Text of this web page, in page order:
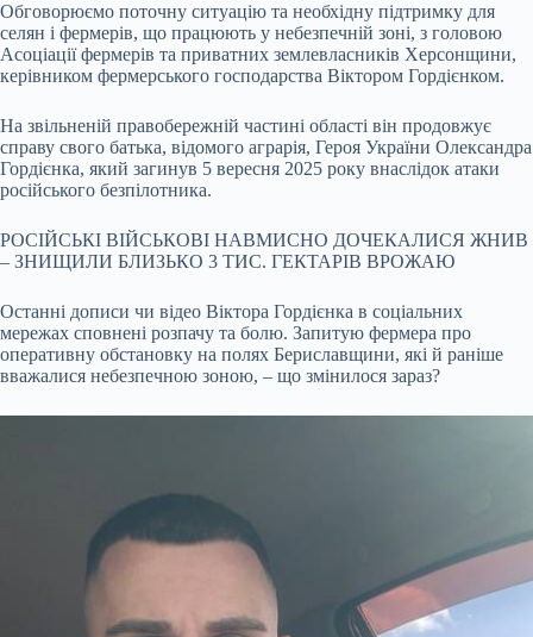
Обговорюємо поточну ситуацію та необхідну підтримку для
селян і фермерів, що працюють у небезпечній зоні, з головою
Асоціації фермерів та приватних землевласників Херсонщини,
керівником фермерського господарства Віктором Гордієнком.
На звільненій правобережній частині області він продовжує
справу свого батька, відомого аграрія, Героя України Олександра
Гордієнка, який загинув 5 вересня 2025 року внаслідок атаки
російського безпілотника.
РОСІЙСЬКІ ВІЙСЬКОВІ НАВМИСНО ДОЧЕКАЛИСЯ ЖНИВ
– ЗНИЩИЛИ БЛИЗЬКО 3 ТИС. ГЕКТАРІВ ВРОЖАЮ
Останні дописи чи відео Віктора Гордієнка в соціальних
мережах сповнені розпачу та болю. Запитую фермера про
оперативну обстановку на полях Бериславщини, які й раніше
вважалися небезпечною зоною, – що змінилося зараз?